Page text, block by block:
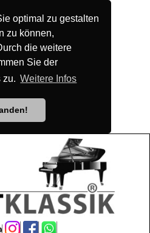
optimal zu gestalten
zu können,
die weitere
Sie der
zu. Weitere Infos